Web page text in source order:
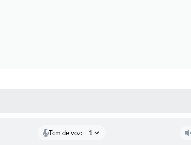
Tom de voz: